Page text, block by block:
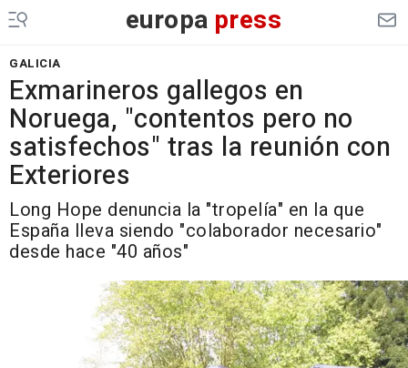
europa press
GALICIA
Exmarineros gallegos en
Noruega, "contentos pero no
satisfechos" tras la reunión con
Exteriores
Long Hope denuncia la "tropelía" en la que
España lleva siendo "colaborador necesario"
desde hace "40 años"